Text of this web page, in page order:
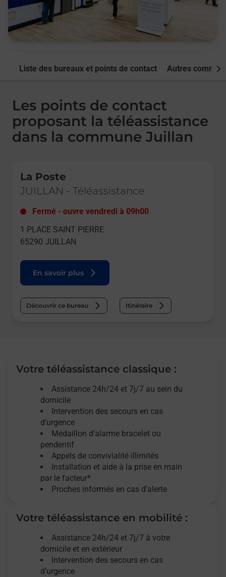
Liste des bureaux et points de contact Autres
Les points de contact
proposant la téléassistance
dans la commune Juillan
La Poste
JUILLAN - Téléassistance
Fermé - ouvre vendredi à 09h00
1 PLACE SAINT PIERRE
65290 JUILLAN
En savoir plus
Découvrir ce bureau Itinéraire
Votre téléassistance classique :
Assistance 24h/24 et 7j/7 au sein du
domicile
Intervention des secours en cas
d’urgence
Médaillon d’alarme bracelet ou
pendentif
Appels de convivialité illimités
Installation et aide à la prise en main
par le facteur*
Proches informés en cas d'alerte
Votre téléassistance en mobilité :
Assistance 24h/24 et 7j/7 à votre
domicile et en extérieur
Intervention des secours en cas
d’urgence